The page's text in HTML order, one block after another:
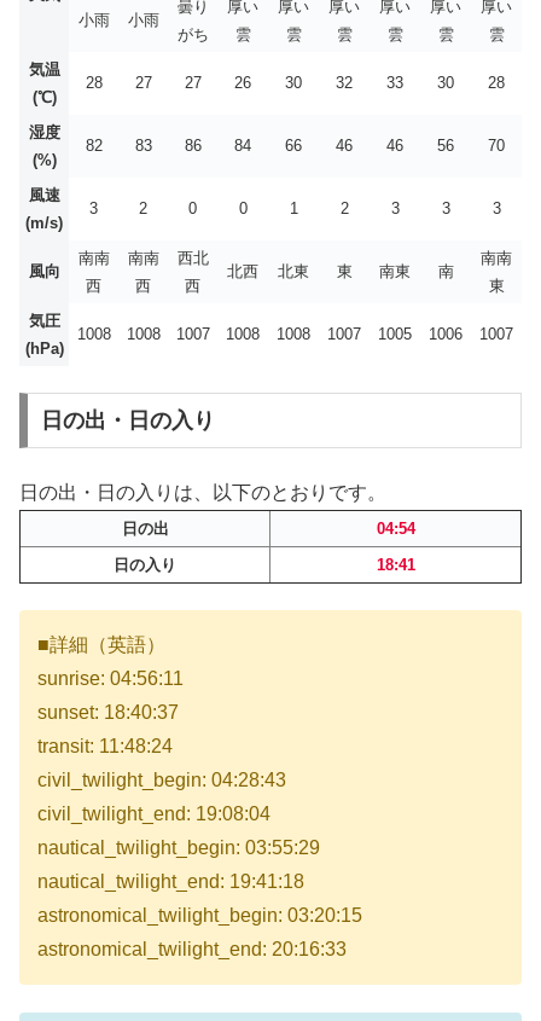
小雨
小雨
曇り
がち
厚い
雲
厚い
雲
厚い
雲
厚い
雲
厚い
雲
厚い
雲
気温
(℃)
28 27 27 26 30 32 33 30 28
湿度
(%)
82 83 86 84 66 46 46 56 70
風速
(m/s)
3 2 0 0 1 2 3 3 3
風向
南南
西
南南
西
西北
西
北西 北東 東 南東 南
南南
東
気圧
(hPa)
1008 1008 1007 1008 1008 1007 1005 1006 1007
日の出・日の入り
日の出・日の入りは、以下のとおりです。
日の出
04:54
日の入り
18:41
■詳細（英語）
sunrise: 04:56:11
sunset: 18:40:37
transit: 11:48:24
civil_twilight_begin: 04:28:43
civil_twilight_end: 19:08:04
nautical_twilight_begin: 03:55:29
nautical_twilight_end: 19:41:18
astronomical_twilight_begin: 03:20:15
astronomical_twilight_end: 20:16:33